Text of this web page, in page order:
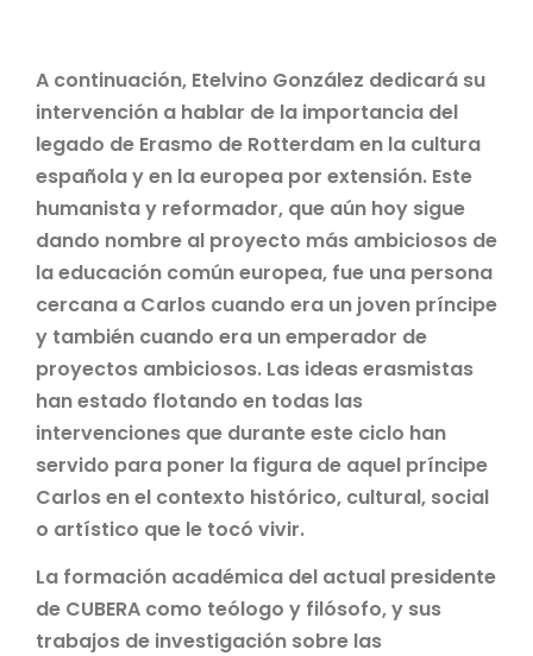
A continuación, Etelvino González dedicará su
intervención a hablar de la importancia del
legado de Erasmo de Rotterdam en la cultura
española y en la europea por extensión. Este
humanista y reformador, que aún hoy sigue
dando nombre al proyecto más ambiciosos de
la educación común europea, fue una persona
cercana a Carlos cuando era un joven príncipe
y también cuando era un emperador de
proyectos ambiciosos. Las ideas erasmistas
han estado flotando en todas las
intervenciones que durante este ciclo han
servido para poner la figura de aquel príncipe
Carlos en el contexto histórico, cultural, social
o artístico que le tocó vivir.
La formación académica del actual presidente
de CUBERA como teólogo y filósofo, y sus
trabajos de investigación sobre las